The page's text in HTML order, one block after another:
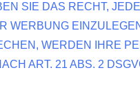
SIE DAS RECHT,
WERBUNG
WERDEN IHRE
ART. 21 ABS. 2